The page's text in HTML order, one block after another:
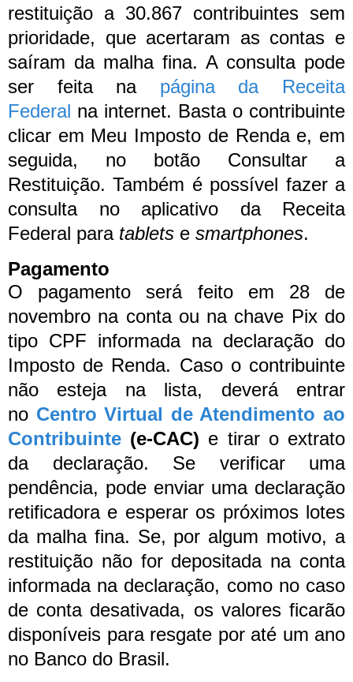
restituição a 30.867 contribuintes sem
prioridade, que acertaram as contas e
saíram da malha fina.A consulta pode
ser feita na página da Receita
Federal na internet. Basta o contribuinte
clicar em Meu Imposto de Renda e, em
seguida, no botão Consultar a
Restituição. Também é possível fazer a
consulta no aplicativo da Receita
Federal para tablets e smartphones.
Pagamento
O pagamento será feito em 28 de
novembro na conta ou na chave Pix do
tipo CPF informada na declaração do
Imposto de Renda. Caso o contribuinte
não esteja na lista, deverá entrar
no Centro Virtual de Atendimento ao
Contribuinte (e-CAC) e tirar o extrato
da declaração. Se verificar uma
pendência, pode enviar uma declaração
retificadora e esperar os próximos lotes
da malha fina. Se, por algum motivo, a
restituição não for depositada na conta
informada na declaração, como no caso
de conta desativada, os valores ficarão
disponíveis para resgate por até um ano
no Banco do Brasil.